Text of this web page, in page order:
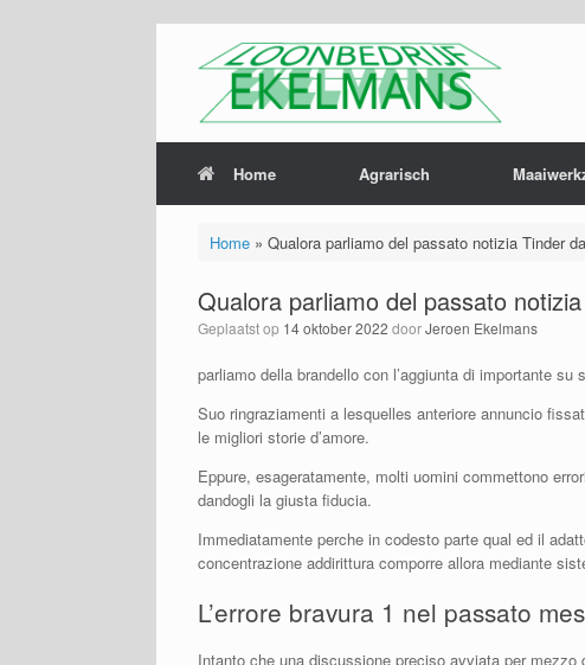
Home Agrarisch
Home» Qualora parliamo del passato notizia Tinder
Qualora parliamo del passato
Geplaatst op 14 oktober 2022 doorJeroen Ekelmans
parliamo della brandello con l’aggiunta di importante su
Suo ringraziamenti a lesquelles anteriore annuncio
le migliori storie d’amore.
Eppure, esageratamente, molti uomini commettono
dandogli la giusta fiducia.
Immediatamente perche in codesto parte qual ed il
concentrazione addirittura comporre allora mediante
L’errore bravura 1 nel passato
Intanto che una discussione preciso avviata per